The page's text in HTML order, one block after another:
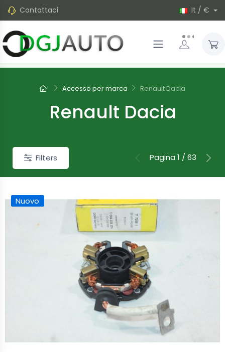
Contattaci It / €
Accesso per marca Renault Dacia
Renault Dacia
Filters Pagina 1 / 63
Nuovo